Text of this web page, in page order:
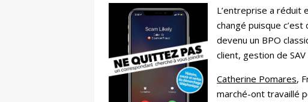
L’entreprise a réduit
changé puisque
devenu un BPO
client, gestion de
Catherine Pomares,
marché-ont travaillé